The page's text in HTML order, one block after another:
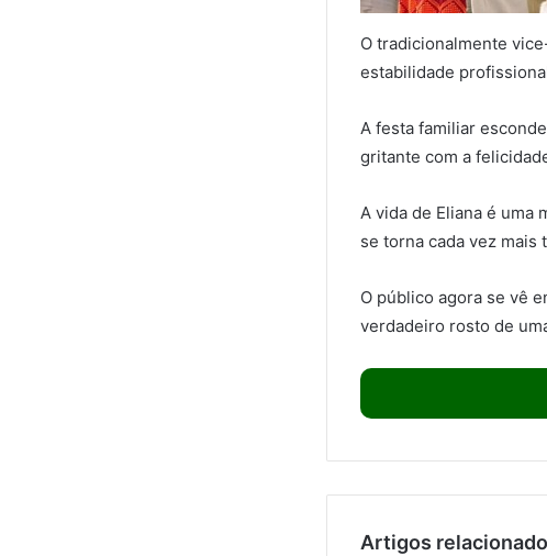
O tradicionalmente
estabilidade
A festa familiar
gritante com a
A vida de Eliana é uma
se torna cada vez mais
O público agora se vê
verdadeiro rosto de
Artigos